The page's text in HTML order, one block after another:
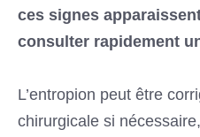
ces signes
consulter rapidement
L’entropion peut être
chirurgicale si